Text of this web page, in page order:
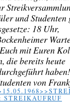
und Studenten
18 Uhr,
mit Euren
die bereits heute
von
STREIKAUFRUF